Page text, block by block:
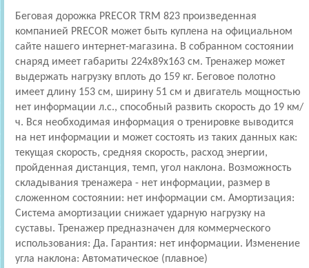
Беговая дорожка PRECOR TRM 823 произведенная
компанией PRECOR может быть куплена на официальном
сайте нашего интернет-магазина. В собранном состоянии
снаряд имеет габариты 224x89x163 см. Тренажер может
выдержать нагрузку вплоть до 159 кг. Беговое полотно
имеет длину 153 см, ширину 51 см и двигатель мощностью
нет информации л.с., способный развить скорость до 19 км/
ч. Вся необходимая информация о тренировке выводится
на нет информации и может состоять из таких данных как:
текущая скорость, средняя скорость, расход энергии,
пройденная дистанция, темп, угол наклона. Возможность
складывания тренажера - нет информации, размер в
сложенном состоянии: нет информации см. Амортизация:
Cистема амортизации снижает ударную нагрузку на
суставы. Тренажер предназначен для коммерческого
использования: Да. Гарантия: нет информации. Изменение
угла наклона: Автоматическое (плавное)